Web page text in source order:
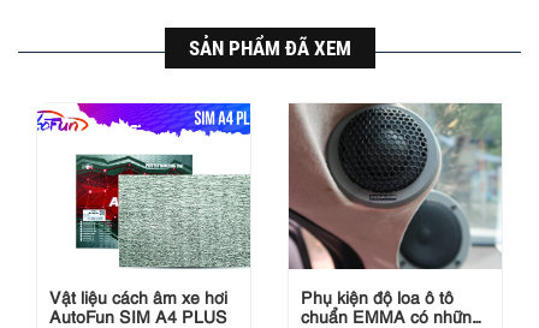
SẢN PHẨM ĐÃ XEM
Vật liệu cách âm xe hơi
AutoFun SIM A4 PLUS
Phụ kiện độ loa ô tô
chuẩn EMMA có những